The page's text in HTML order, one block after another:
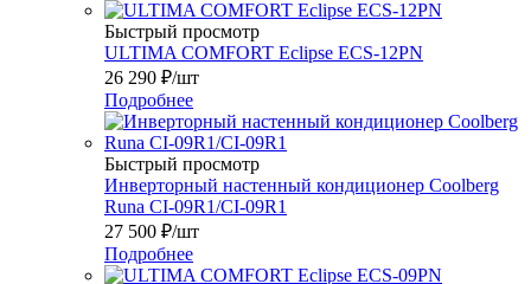
Быстрый просмотр
ULTIMA COMFORT Eclipse ECS-12PN
26 290 ₽/шт
Подробнее
Быстрый просмотр
Инверторный настенный кондиционер Coolberg
Runa CI-09R1/CI-09R1
27 500 ₽/шт
Подробнее